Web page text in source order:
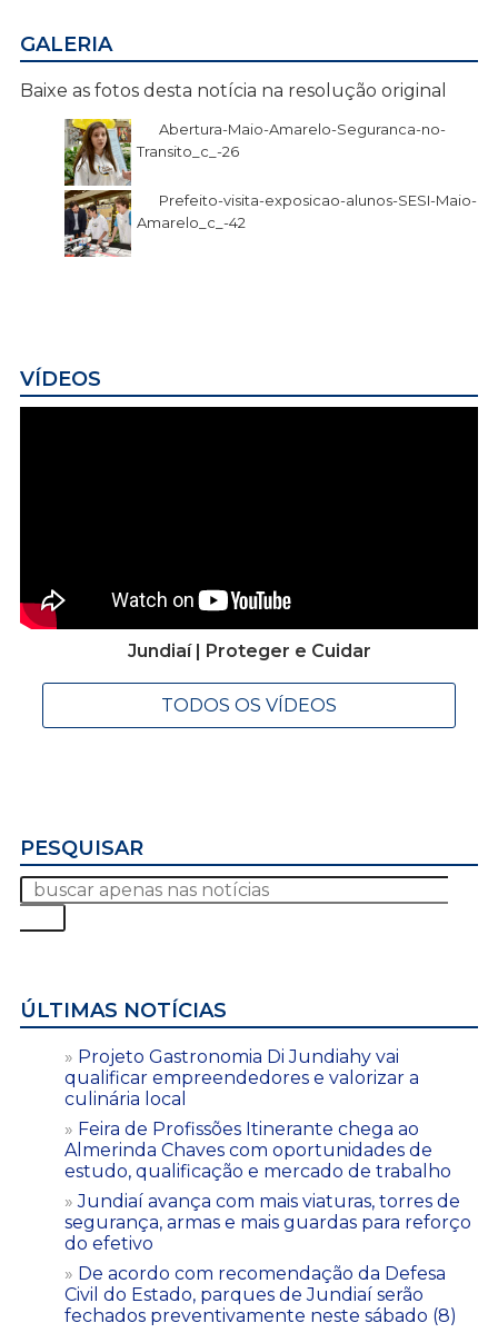
GALERIA
Baixe as fotos desta notícia na resolução original
Abertura-Maio-Amarelo-Seguranca-no-
Transito_c_-26
Prefeito-visita-exposicao-alunos-SESI-Maio-
Amarelo_c_-42
VÍDEOS
Jundiaí | Proteger e Cuidar
TODOS OS VÍDEOS
PESQUISAR
ÚLTIMAS NOTÍCIAS
Projeto Gastronomia Di Jundiahy vai
qualificar empreendedores e valorizar a
culinária local
Feira de Profissões Itinerante chega ao
Almerinda Chaves com oportunidades de
estudo, qualificação e mercado de trabalho
Jundiaí avança com mais viaturas, torres de
segurança, armas e mais guardas para reforço
do efetivo
De acordo com recomendação da Defesa
Civil do Estado, parques de Jundiaí serão
fechados preventivamente neste sábado (8)